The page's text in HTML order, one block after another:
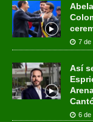
7 de
Así
6 de